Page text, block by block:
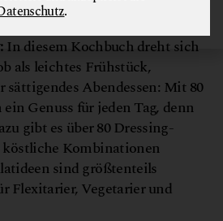
und kalte Tage
In diesem Kochbuch dreht sich
als leichtes Frühstück,
sättigendes Abendessen: Mit 80
Genuss für jeden Tag, denn
gibt es über 80 Dressing-
köstliche Kombinationen
sind größtenteils
Flexitarier, Vegetarier und
.